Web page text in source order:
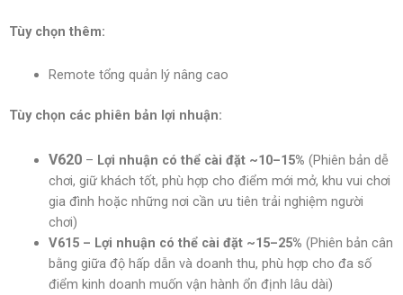
Tùy chọn thêm:
Remote tổng quản lý nâng cao
Tùy chọn các phiên bản lợi nhuận:
V620 – Lợi nhuận có thể cài đặt ~10–15% (Phiên bản dễ
chơi, giữ khách tốt, phù hợp cho điểm mới mở, khu vui chơi
gia đình hoặc những nơi cần ưu tiên trải nghiệm người
chơi)
V615 – Lợi nhuận có thể cài đặt ~15–25% (Phiên bản cân
bằng giữa độ hấp dẫn và doanh thu, phù hợp cho đa số
điểm kinh doanh muốn vận hành ổn định lâu dài)